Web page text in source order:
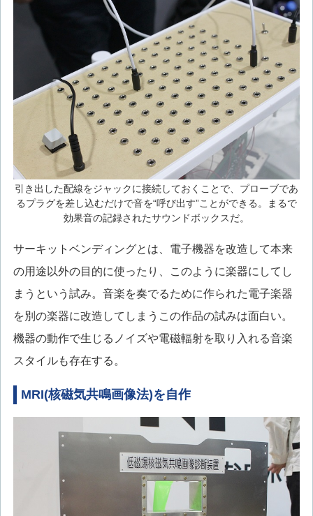
引き出した配線をジャックに接続しておくことで、プローブであ
るプラグを差し込むだけで音を“呼び出す”ことができる。まるで
効果音の記録されたサウンドボックスだ。
サーキットベンディングとは、電子機器を改造して本来
の用途以外の目的に使ったり、このように楽器にしてし
まうという試み。音楽を奏でるために作られた電子楽器
を別の楽器に改造してしまうこの作品の試みは面白い。
機器の動作で生じるノイズや電磁輻射を取り入れる音楽
スタイルも存在する。
MRI(核磁気共鳴画像法)を自作